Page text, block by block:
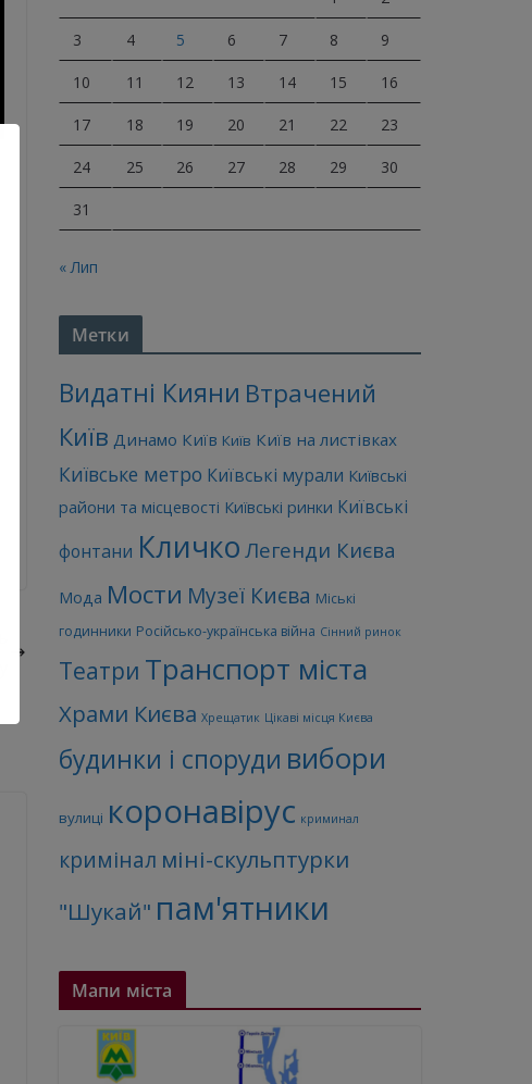
3 4 5 6 7 8 9
10 11 12 13 14 15 16
17 18 19 20 21 22 23
24 25 26 27 28 29 30
31
« Лип
Метки
Видатні Кияни Втрачений
Київ Динамо Київ Київ Київ на листівках
Київське метро Київські мурали Київські
райони та місцевості Київські ринки Київські
фонтани Кличко Легенди Києва
Мода Мости Музеї Києва Міські
годинники Російсько-українська війна Сінний ринок
Театри Транспорт міста
Храми Києва Хрещатик Цікаві місця Києва
будинки і споруди вибори
вулиці коронавірус криминал
кримінал міні-скульптурки
"Шукай" пам'ятники
Мапи міста